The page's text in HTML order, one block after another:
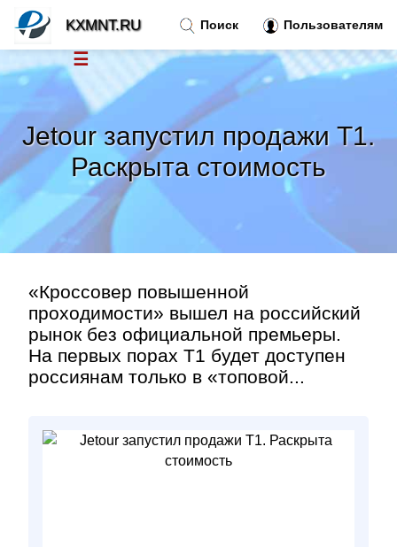
Jetour запустил продажи T1.
Раскрыта стоимость
«Кроссовер повышенной
проходимости» вышел на российский
рынок без официальной премьеры.
На первых порах T1 будет доступен
россиянам только в «топовой...
Поиск Пользователям
KXMNT.RU
☰
Новости
Тренды новостей »
Рубрики»
Правила»
Контакт»